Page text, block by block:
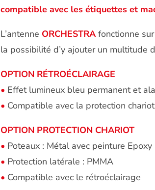
compatible avec les étiquettes et
L’antenne ORCHESTRAfonctionne sur
la possibilité d’y ajouter un multitude
OPTION RÉTROÉCLAIRAGE
• Effet lumineux bleu permanent et
• Compatible avec la protection chariot
OPTION PROTECTION CHARIOT
• Poteaux : Métal avec peinture Epoxy
• Protection latérale : PMMA
• Compatible avec le rétroéclairage